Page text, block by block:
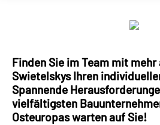
Finden Sie im Team mit mehr
Swietelskys Ihren
Spannende
vielfältigsten
Osteuropas warten auf Sie!